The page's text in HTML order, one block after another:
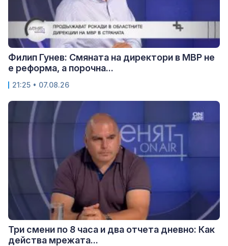
Филип Гунев: Смяната на директори в МВР не
е реформа, а порочна...
21:25 • 07.08.26
Три смени по 8 часа и два отчета дневно: Как
действа мрежата...